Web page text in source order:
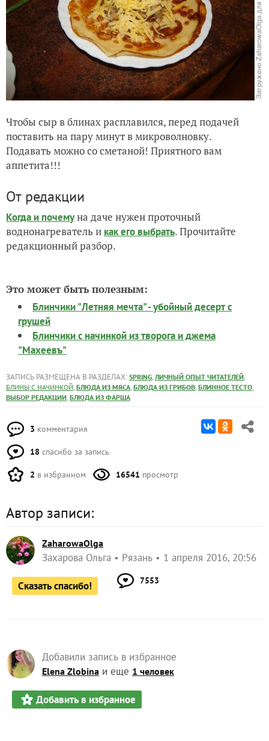
Чтобы сыр в блинах расплавился, перед подачей
поставить на пару минут в микроволновку.
Подавать можно со сметаной! Приятного вам
аппетита!!!
От редакции
Когда и почемуна даче нужен проточный
воднонагреватель и как его выбрать. Прочитайте
редакционный разбор.
Это может быть полезным:
Блинчики "Летняя мечта" - убойный десерт с
грушей
Блинчики с начинкой из творога и джема
"Махеевъ"
ЗАПИСЬ РАЗМЕЩЕНА В РАЗДЕЛАХ: SPRING, ЛИЧНЫЙ ОПЫТ ЧИТАТЕЛЕЙ,
БЛИНЫ С НАЧИНКОЙ, БЛЮДА ИЗ МЯСА, БЛЮДА ИЗ ГРИБОВ, БЛИННОЕ ТЕСТО,
ВЫБОР РЕДАКЦИИ, БЛЮДА ИЗ ФАРША
3 комментария
18 спасибо за запись
2 в избранном 16541 просмотр
Автор записи:
ZaharowaOlga
Захарова Ольга Рязань 1 апреля 2016, 20:56
Сказать спасибо! 7553
Добавили запись в избранное
Elena Zlobina и еще 1 человек
Добавить в избранное